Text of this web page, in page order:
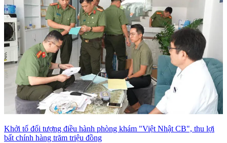
Khởi tố đối tượng điều hành phòng khám "Việt Nhật CB", thu lợi
bất chính hàng trăm triệu đồng